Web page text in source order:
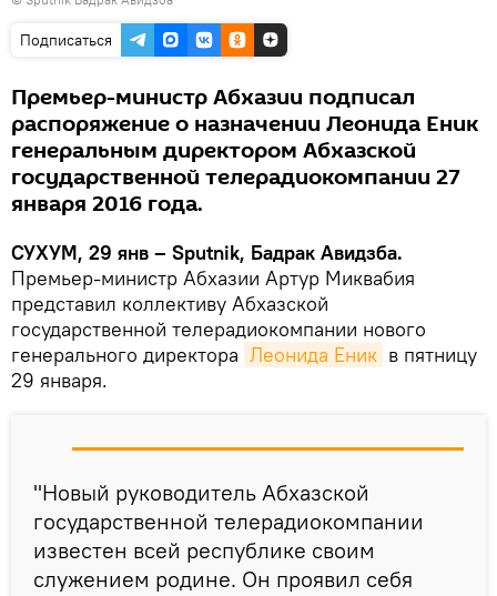
Подписаться
Премьер-министр Абхазии подписал
распоряжение о назначении Леонида Еник
генеральным директором Абхазской
государственной телерадиокомпании 27
января 2016 года.
СУХУМ, 29 янв – Sputnik, Бадрак Авидзба.
Премьер-министр Абхазии Артур Миквабия
представил коллективу Абхазской
государственной телерадиокомпании нового
генерального директора Леонида Еник в пятницу
29 января.
"Новый руководитель Абхазской
государственной телерадиокомпании
известен всей республике своим
служением родине. Он проявил себя